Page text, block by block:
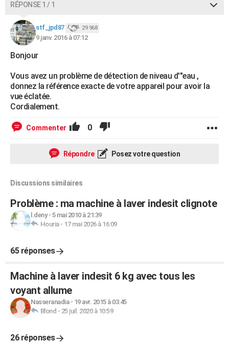
Dictionnaire
Biographies
Citations
Expressions
Proverbes
PROGRAMME TV
COPAINS D'AVANT
S'inscrire
Se connecter
Lycées
Collèges
Primaires
Universités
Entreprises
Service militaire
Avis de recherche
Bricolage
Lifestyle
Culture
Sport
Auto
Television
Voyage
Cinema
RÉPONSE 1 / 1
stf_jpd87 29 968
9 janv. 2016 à 07:12
Bonjour
Vous avez un problème de détection de niveau d'"eau ,
donnez la référence exacte de votre appareil pour avoir la
vue éclatée.
Cordialement.
Commenter 0
Répondre Posez votre question
Discussions similaires
Problème : ma machine à laver indesit clignote
l.deny- 5 mai 2010 à 21:39
Houria- 17 mai 2026 à 16:09
65 réponses
Machine à laver indesit 6 kg avec tous les
voyant allume
Nasseranadia- 19 avr. 2015 à 03:45
Blond - 25 juil. 2020 à 10:59
26 réponses